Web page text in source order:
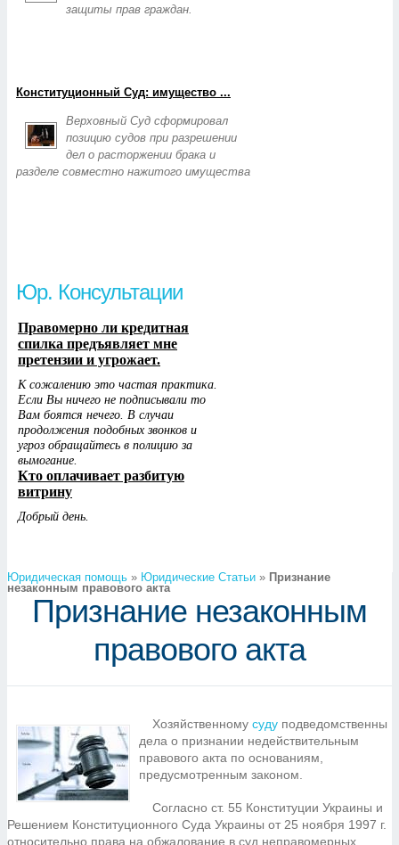
защиты прав граждан.
Конституционный Суд: имущество ...
Верховный Суд сформировал
позицию судов при разрешении
дел о расторжении брака и
разделе совместно нажитого имущества
Юр. Консультации
Юридическая помощь » Юридические Статьи » Признание
незаконным правового акта
Признание незаконным
правового акта
Хозяйственному суду подведомственны
дела о признании недействительным
правового акта по основаниям,
предусмотренным законом.
Согласно ст. 55 Конституции Украины и
Решением Конституционного Суда Украины от 25 ноября 1997 г.
относительно права на обжалование в суд неправомерных